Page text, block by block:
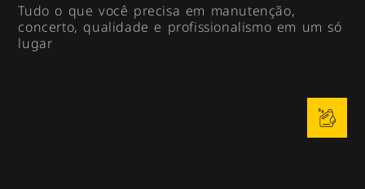
Tudo o que você precisa em manutenção,
concerto, qualidade e profissionalismo em um só
lugar